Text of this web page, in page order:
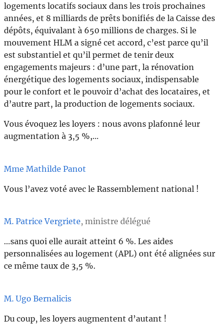
logements locatifs sociaux dans les trois prochaines
années, et 8 milliards de prêts bonifiés de la Caisse des
dépôts, équivalant à 650 millions de charges. Si le
mouvement HLM a signé cet accord, c’est parce qu’il
est substantiel et qu’il permet de tenir deux
engagements majeurs : d’une part, la rénovation
énergétique des logements sociaux, indispensable
pour le confort et le pouvoir d’achat des locataires, et
d’autre part, la production de logements sociaux.
Vous évoquez les loyers : nous avons plafonné leur
augmentation à 3,5 %,…
Mme Mathilde Panot
Vous l’avez voté avec le Rassemblement national !
M. Patrice Vergriete, ministre délégué
…sans quoi elle aurait atteint 6 %. Les aides
personnalisées au logement (APL) ont été alignées sur
ce même taux de 3,5 %.
M. Ugo Bernalicis
Du coup, les loyers augmentent d’autant !